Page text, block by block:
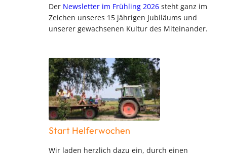
Der Newsletter im Frühling 2026 steht ganz im
Zeichen unseres 15 jährigen Jubiläums und
unserer gewachsenen Kultur des Miteinander.
Start Helferwochen
Wir laden herzlich dazu ein, durch einen